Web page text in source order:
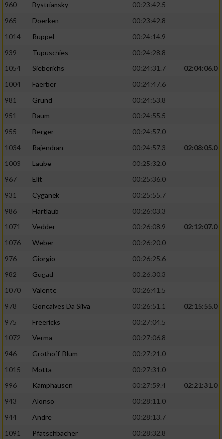
960
Bystriansky
00:23:42.5
965
Doerken
00:23:42.8
1014
Ruppel
00:24:14.9
939
Tupuschies
00:24:28.8
1054
Sieberichs 00:24:31.7
02:04:06.0
1004
Faerber
00:24:47.6
981
Grund
00:24:53.8
951
Baum
00:24:55.5
955
Berger
00:24:57.0
1034
Rajendran 00:24:57.3
02:08:05.0
1003
Laube
00:25:32.0
967
Elit
00:25:36.0
931
Cyganek
00:25:55.7
986
Hartlaub
00:26:03.3
1071
Vedder 00:26:08.9
02:12:07.0
1076
Weber
00:26:20.0
976
Giorgio
00:26:25.6
982
Gugad
00:26:30.3
1070
Valente
00:26:41.5
978
Goncalves Da Silva 00:26:51.1
02:15:55.0
975
Freericks
00:27:04.5
1072
Verma
00:27:06.8
946
Grothoff-Blum
00:27:21.0
1015
Motta
00:27:31.0
996
Kamphausen 00:27:59.4
02:21:31.0
943
Alonso
00:28:11.0
944
Andre
00:28:13.7
1091
Pfatschbacher
00:28:32.8